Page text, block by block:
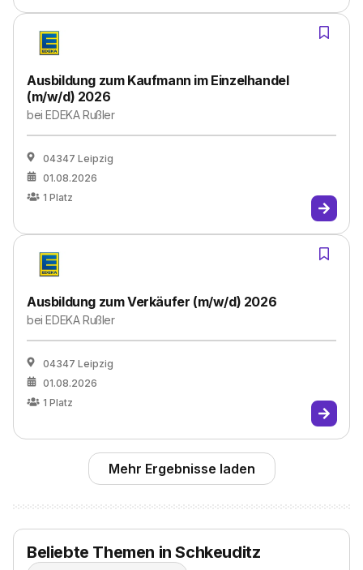
Ausbildung zum Kaufmann im Einzelhandel
(m/w/d) 2026
beiEDEKA Rußler
04347 Leipzig
01.08.2026
1 Platz
Ausbildung zum Verkäufer (m/w/d) 2026
beiEDEKA Rußler
04347 Leipzig
01.08.2026
1 Platz
Mehr Ergebnisse laden
Beliebte Themen in Schkeuditz